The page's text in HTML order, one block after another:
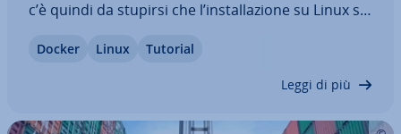
c’è quindi da stupirsi che l’in­stal­la­zio­ne su Linux sia
articolo vedremo come in­stal­la­re Docker su
Docker Linux Tutorial
Leggi di più